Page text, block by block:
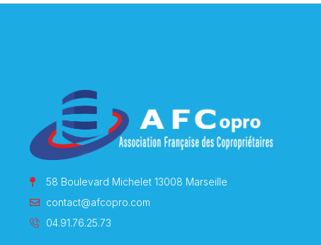
58 Boulevard Michelet 13008 Marseille
contact@afcopro.com
04.91.76.25.73